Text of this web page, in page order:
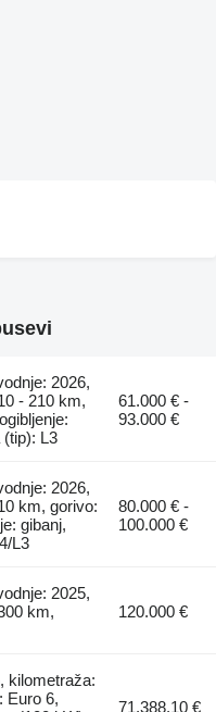
2026,
- 210 km,
(tip): L3
61.000 € -
93.000 €
2026,
km, gorivo:
gibanj,
L3
80.000 € -
100.000 €
2025,
km,
120.000 €
kilometraža:
Euro 6,
71.388,10 €